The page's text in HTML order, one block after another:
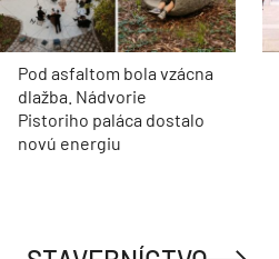
Pod asfaltom bola vzácna
dlažba. Nádvorie
Pistoriho paláca dostalo
novú energiu